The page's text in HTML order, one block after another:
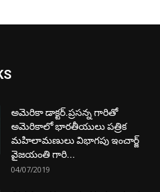
అమెరికా డాక్టర్.ప్రసన్న గారితో
అమెరికాలో భారతీయులు పత్రిక
మహిలామణులు విభాగపు ఇంచార్జ్
వైజయంతి గారి...
04/07/2019